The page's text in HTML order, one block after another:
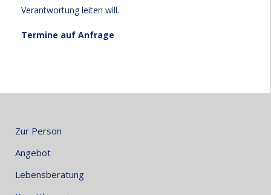
Verantwortung leiten will.
Termine auf Anfrage
Zur Person
Angebot
Lebensberatung